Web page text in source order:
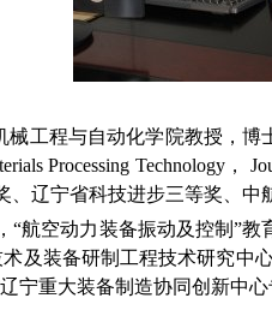
械工程与自动化学院教授，
Processing Technology，
辽宁省科技进步三等奖、中
航空动力装备振动及控制”
及装备研制工程技术研究
宁重大装备制造协同创新中心